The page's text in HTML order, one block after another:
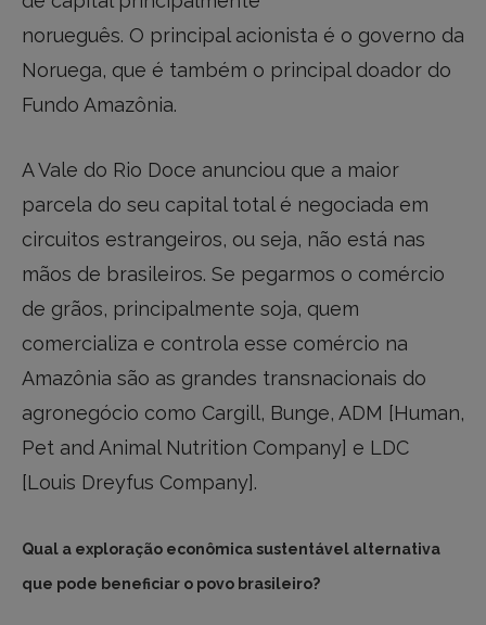
norueguês. O principal acionista é o governo da
Noruega, que é também o principal doador do
Fundo Amazônia.
A Vale do Rio Doce anunciou que a maior
parcela do seu capital total é negociada em
circuitos estrangeiros, ou seja, não está nas
mãos de brasileiros. Se pegarmos o comércio
de grãos, principalmente soja, quem
comercializa e controla esse comércio na
Amazônia são as grandes transnacionais do
agronegócio como Cargill, Bunge, ADM [Human,
Pet and Animal Nutrition Company] e LDC
[Louis Dreyfus Company].
Qual a exploração econômica sustentável alternativa
que pode beneficiar o povo brasileiro?